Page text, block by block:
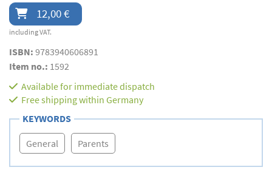
12,00 €
including VAT.
ISBN: 9783940606891
Item no.: 1592
Available for immediate dispatch
Free shipping within Germany
KEYWORDS
General Parents